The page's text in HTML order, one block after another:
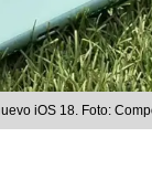
iOS 18. Foto: